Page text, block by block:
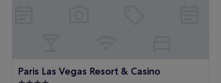
Paris Las Vegas Resort & Casino
Paris Las Vegas Resort & Casino